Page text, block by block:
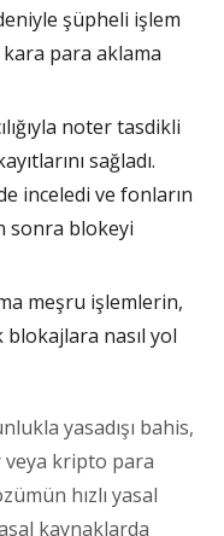
şüpheli işlem
para aklama
noter tasdikli
sağladı.
inceledi ve fonların
sonra blokeyi
meşru işlemlerin,
blokajlara nasıl yol
yasadışı bahis,
veya kripto para
hızlı yasal
kaynaklarda